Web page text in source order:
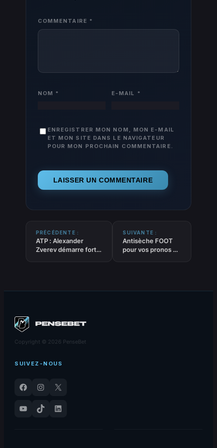
COMMENTAIRE *
NOM * E-MAIL *
ENREGISTRER MON NOM, MON E-MAIL
ET MON SITE DANS LE NAVIGATEUR
POUR MON PROCHAIN COMMENTAIRE.
PRÉCÉDENTE :
ATP : Alexander
Zverev démarre fort à
SUIVANTE :
Antisèche FOOT
pour vos pronos –
Copyright © 2026 PenseBet
SUIVEZ-NOUS
Facebook Instagram
X
YouTube
TikTok LinkedIn